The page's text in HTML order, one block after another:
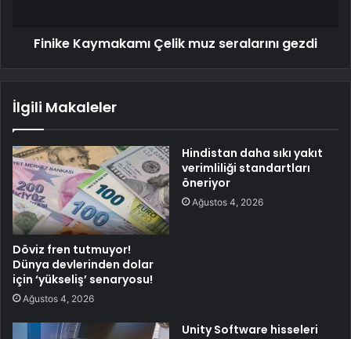
Finike Kaymakamı Çelik muz seralarını gezdi
İlgili Makaleler
Döviz fren tutmuyor!
Dünya devlerinden dolar
için ‘yükseliş’ senaryosu!
Ağustos 4, 2026
Hindistan daha sıkı yakıt
verimliliği standartları
öneriyor
Ağustos 4, 2026
Unity Software hisseleri